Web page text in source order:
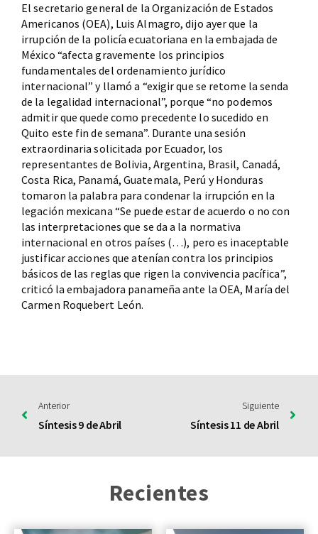
El secretario general de la Organización de Estados
Americanos (OEA), Luis Almagro, dijo ayer que la
irrupción de la policía ecuatoriana en la embajada de
México “afecta gravemente los principios
fundamentales del ordenamiento jurídico
internacional” y llamó a “exigir que se retome la senda
de la legalidad internacional”, porque “no podemos
admitir que quede como precedente lo sucedido en
Quito este fin de semana”. Durante una sesión
extraordinaria solicitada por Ecuador, los
representantes de Bolivia, Argentina, Brasil, Canadá,
Costa Rica, Panamá, Guatemala, Perú y Honduras
tomaron la palabra para condenar la irrupción en la
legación mexicana “Se puede estar de acuerdo o no con
las interpretaciones que se da a la normativa
internacional en otros países (…), pero es inaceptable
justificar acciones que atenían contra los principios
básicos de las reglas que rigen la convivencia pacífica”,
criticó la embajadora panameña ante la OEA, María del
Carmen Roquebert León.
Anterior
Síntesis 9 de Abril
Siguiente
Síntesis 11 de Abril
Recientes